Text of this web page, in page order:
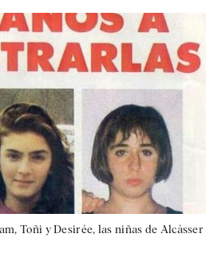
Toñi y Desirée, las niñas de Alcàsser